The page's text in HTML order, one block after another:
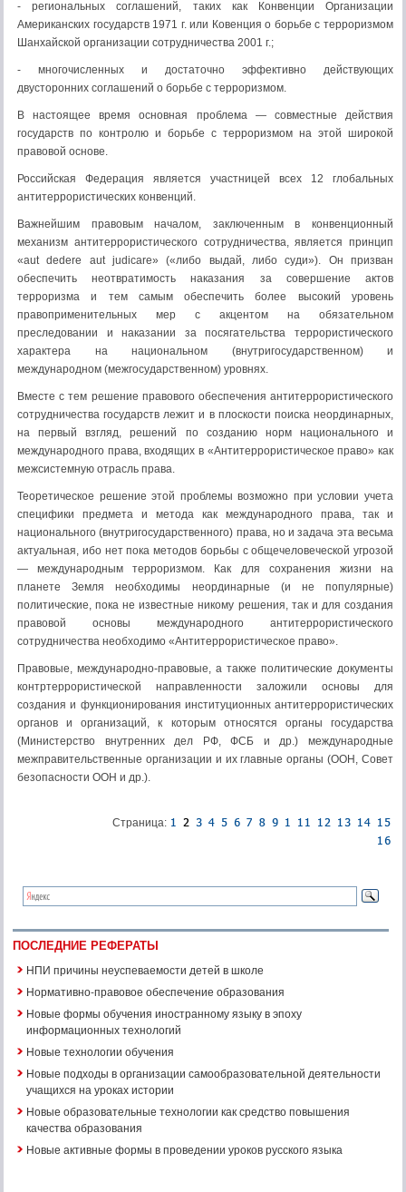
- региональных соглашений, таких как Конвенции Организации
Американских государств 1971 г. или Ковенция о борьбе с терроризмом
Шанхайской организации сотрудничества 2001 г.;
- многочисленных и достаточно эффективно действующих
двусторонних соглашений о борьбе с терроризмом.
В настоящее время основная проблема — совместные действия
государств по контролю и борьбе с терроризмом на этой широкой
правовой основе.
Российская Федерация является участницей всех 12 глобальных
антитеррористических конвенций.
Важнейшим правовым началом, заключенным в конвенционный
механизм антитеррористического сотрудничества, является принцип
«aut dedere aut judicare» («либо выдай, либо суди»). Он призван
обеспечить неотвратимость наказания за совершение актов
терроризма и тем самым обеспечить более высокий уровень
правоприменительных мер с акцентом на обязательном
преследовании и наказании за посягательства террористического
характера на национальном (внутригосударственном) и
международном (межгосударственном) уровнях.
Вместе с тем решение правового обеспечения антитеррористического
сотрудничества государств лежит и в плоскости поиска неординарных,
на первый взгляд, решений по созданию норм национального и
международного права, входящих в «Антитеррористическое право» как
межсистемную отрасль права.
Теоретическое решение этой проблемы возможно при условии учета
специфики предмета и метода как международного права, так и
национального (внутригосударственного) права, но и задача эта весьма
актуальная, ибо нет пока методов борьбы с общечеловеческой угрозой
— международным терроризмом. Как для сохранения жизни на
планете Земля необходимы неординарные (и не популярные)
политические, пока не известные никому решения, так и для создания
правовой основы международного антитеррористического
сотрудничества необходимо «Антитеррористическое право».
Правовые, международно-правовые, а также политические документы
контртеррористической направленности заложили основы для
создания и функционирования институционных антитеррористических
органов и организаций, к которым относятся органы государства
(Министерство внутренних дел РФ, ФСБ и др.) международные
межправительственные организации и их главные органы (ООН, Совет
безопасности ООН и др.).
Страница:
ПОСЛЕДНИЕ РЕФЕРАТЫ
НПИ причины неуспеваемости детей в школе
Нормативно-правовое обеспечение образования
Новые формы обучения иностранному языку в эпоху
информационных технологий
Новые технологии обучения
Новые подходы в организации самообразовательной деятельности
учащихся на уроках истории
Новые образовательные технологии как средство повышения
качества образования
Новые активные формы в проведении уроков русского языка